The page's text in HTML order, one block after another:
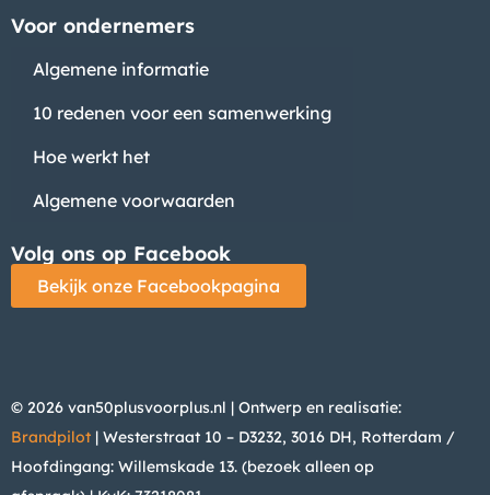
Voor ondernemers
Algemene informatie
10 redenen voor een samenwerking
Hoe werkt het
Algemene voorwaarden
Volg ons op Facebook
Bekijk onze Facebookpagina
© 2026 van50plusvoorplus.nl | Ontwerp en realisatie:
Brandpilot | Westerstraat 10 – D3232, 3016 DH, Rotterdam /
Hoofdingang: Willemskade 13. (bezoek alleen op